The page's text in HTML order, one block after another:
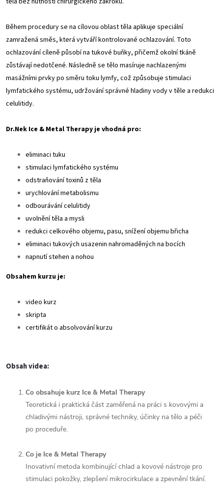
Během procedury se na cílovou oblast těla aplikuje speciální
zamražená směs, která vytváří kontrolované ochlazování. Toto
ochlazování cíleně působí na tukové buňky, přičemž okolní tkáně
zůstávají nedotčené. Následně se tělo masíruje nachlazenými
masážními prvky po směru toku lymfy, což způsobuje stimulaci
lymfatického systému, udržování správné hladiny vody v těle a redukci
celulitidy.
Dr.Nek Ice & Metal Therapy je vhodná pro:
eliminaci tuku
stimulaci lymfatického systému
odstraňování toxinů z těla
urychlování metabolismu
odbourávání celulitidy
uvolnění těla a mysli
redukci celkového objemu, pasu, snížení objemu břicha
eliminaci tukových usazenin nahromaděných na bocích
napnutí stehen a nohou
Obsahem kurzu je:
video kurz
skripta
certifikát o absolvování kurzu
Obsah videa:
Co obsahuje kurz Ice & Metal Therapy
Teoretická i praktická část zaměřená na práci s kovovými a
chladivými nástroji, správné techniky, účinky na tělo a péči
po proceduře.
Co je Ice & Metal Therapy
Inovativní metoda kombinující chlad a kovové nástroje pro
stimulaci pokožky, zlepšení mikrocirkulace a zpevnění tkání.